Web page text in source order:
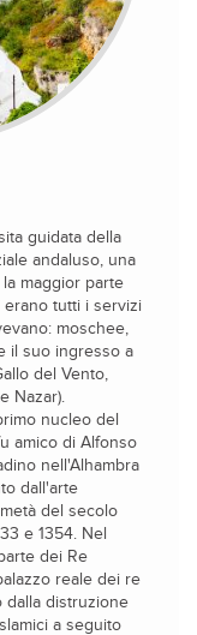
guidata della
andaluso, una
maggior parte
erano tutti i servizi
moschee,
il suo ingresso a
del Vento,
Nazar).
nucleo del
amico di Alfonso
nell'Alhambra
dall'arte
del secolo
e 1354. Nel
dei Re
reale dei re
dalla distruzione
a seguito